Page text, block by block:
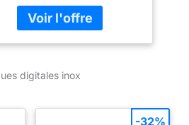
justement réglée : la
gestion automatique du
Températures
chaque mode de cuisson
digitales inox
-32%